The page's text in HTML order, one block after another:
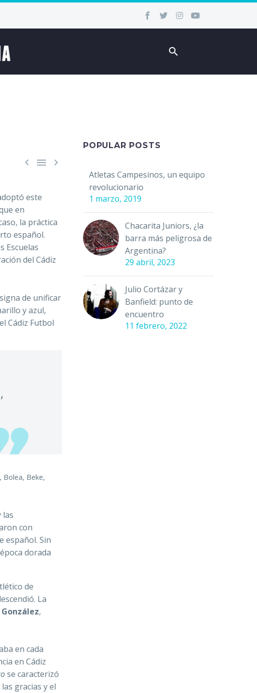
  
este
en
la práctica
español.
Escuelas
del Cádiz
de unificar
y azul,
Cádiz Futbol
Bolea, Beke,
las
con
español. Sin
dorada
de
La
González,
en cada
en Cádiz
se caracterizó
gracias y el
POPULAR POSTS
Atletas Campesinos, un equipo
revolucionario
1 marzo, 2019
Chacarita Juniors, ¿la
barra más peligrosa de
Argentina?
29 abril, 2023
Julio Cortázar y
Banfield: punto de
encuentro
11 febrero, 2022